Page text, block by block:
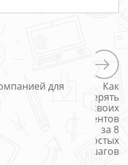
для
Как
потерять
своих
клиентов
за 8
простых
шагов